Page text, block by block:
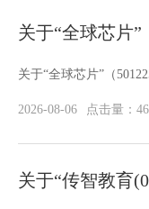
关于“全球芯片”
关于“全球芯片”（
2026-08-06 点击量：
关于“传智教育